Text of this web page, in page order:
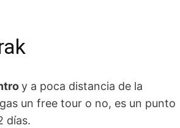
y a poca distancia de la
un free tour o no, es un punto
días.